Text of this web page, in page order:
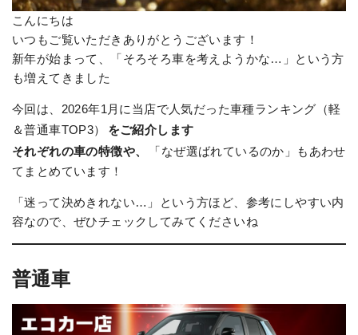
こんにちは
いつもご覧いただきありがとうございます！
新年が始まって、「そろそろ車を考えようかな…」という方
も増えてきました
今回は、2026年1月に当店で人気だった車種ランキング（軽
＆普通車TOP3）
をご紹介します
それぞれの車の特徴や、
「なぜ選ばれているのか」もあわせ
てまとめています！
「迷って決めきれない…」という方ほど、参考にしやすい内
容なので、ぜひチェックしてみてくださいね
普通車